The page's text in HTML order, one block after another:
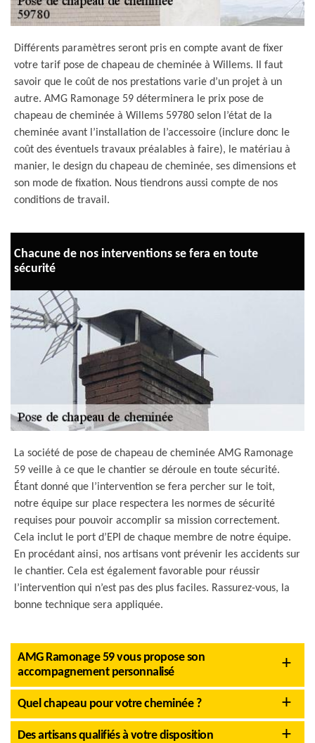
Différents paramètres seront pris en compte avant de fixer
votre tarif pose de chapeau de cheminée à Willems. Il faut
savoir que le coût de nos prestations varie d’un projet à un
autre. AMG Ramonage 59 déterminera le prix pose de
chapeau de cheminée à Willems 59780 selon l’état de la
cheminée avant l’installation de l’accessoire (inclure donc le
coût des éventuels travaux préalables à faire), le matériau à
manier, le design du chapeau de cheminée, ses dimensions et
son mode de fixation. Nous tiendrons aussi compte de nos
conditions de travail.
Chacune de nos interventions se fera en toute
sécurité
La société de pose de chapeau de cheminée AMG Ramonage
59 veille à ce que le chantier se déroule en toute sécurité.
Étant donné que l’intervention se fera percher sur le toit,
notre équipe sur place respectera les normes de sécurité
requises pour pouvoir accomplir sa mission correctement.
Cela inclut le port d’EPI de chaque membre de notre équipe.
En procédant ainsi, nos artisans vont prévenir les accidents sur
le chantier. Cela est également favorable pour réussir
l’intervention qui n’est pas des plus faciles. Rassurez-vous, la
bonne technique sera appliquée.
AMG Ramonage 59 vous propose son
accompagnement personnalisé
Quel chapeau pour votre cheminée ?
Des artisans qualifiés à votre disposition